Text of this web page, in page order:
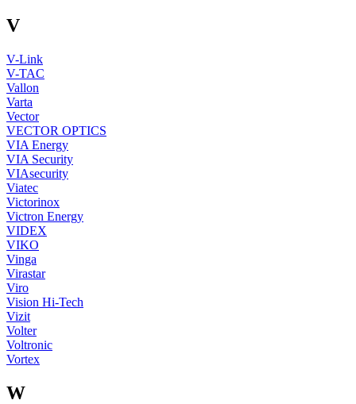
V
V-Link
V-TAC
Vallon
Varta
Vector
VECTOR OPTICS
VIA Energy
VIA Security
VIAsecurity
Viatec
Victorinox
Victron Energy
VIDEX
VIKO
Vinga
Virastar
Viro
Vision Hi-Tech
Vizit
Volter
Voltronic
Vortex
W